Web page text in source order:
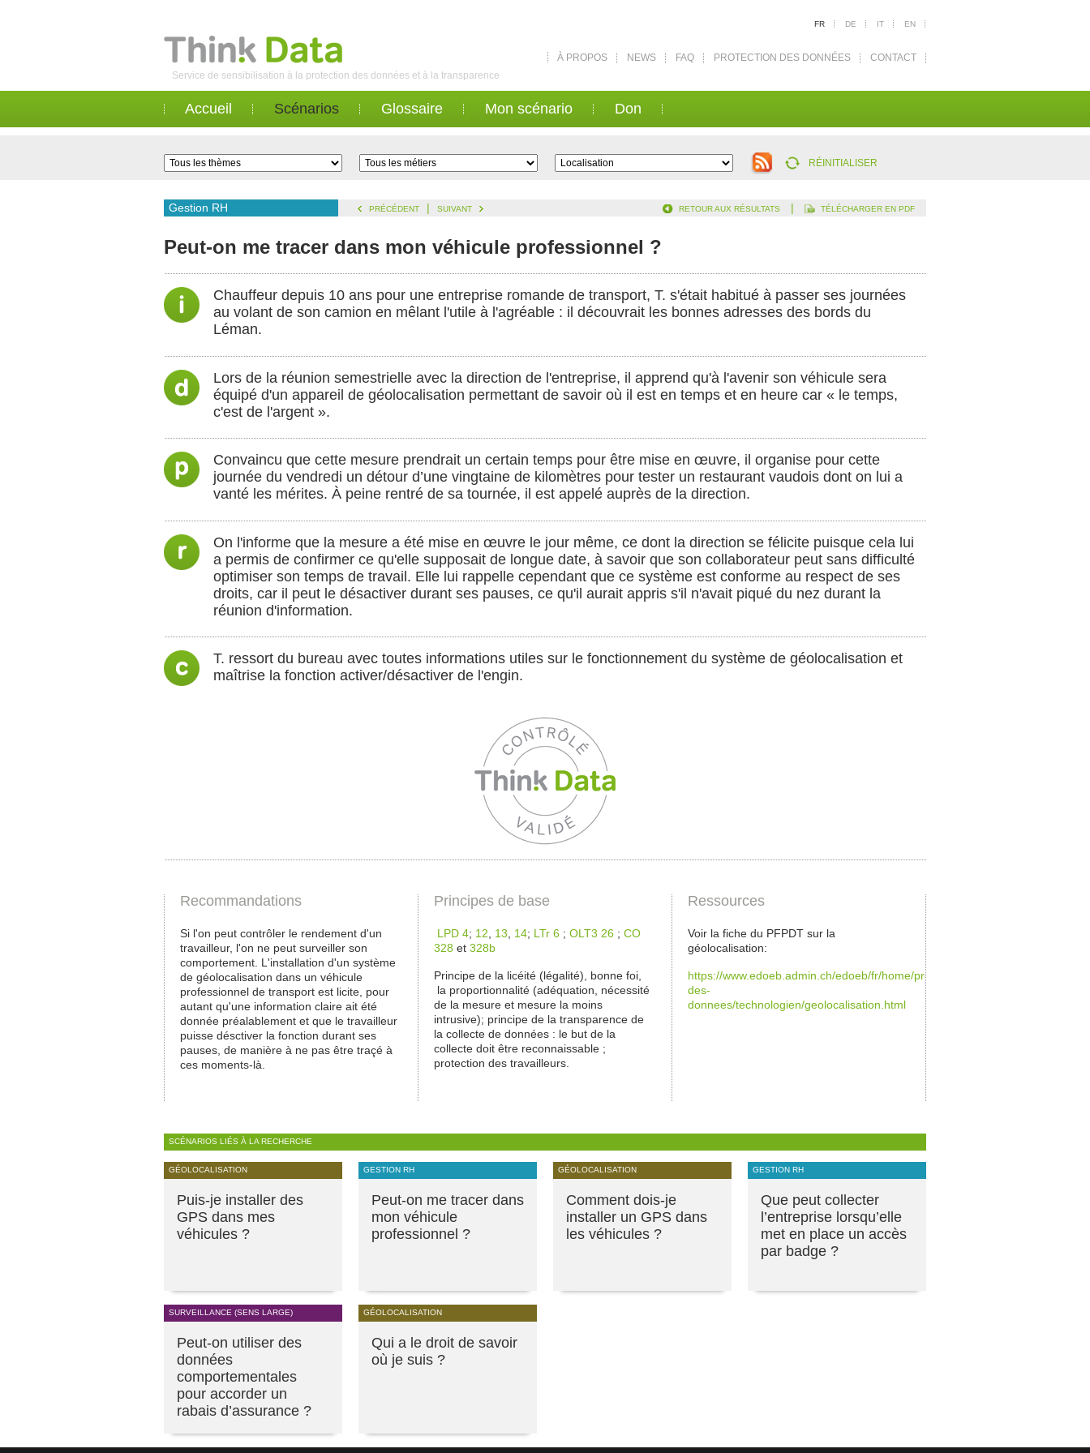
Service de sensibilisation à la protection des données et à la transparence
FR DE IT EN
À PROPOS NEWS FAQ PROTECTION DES DONNÉES CONTACT
Accueil Scénarios Glossaire Mon scénario Don
RÉINITIALISER
Gestion RH PRÉCÉDENT | SUIVANT RETOUR AUX RÉSULTATS | TÉLÉCHARGER EN PDF
Peut-on me tracer dans mon véhicule professionnel ?
Chauffeur depuis 10 ans pour une entreprise romande de transport, T. s'était habitué à passer ses journées
au volant de son camion en mêlant l'utile à l'agréable : il découvrait les bonnes adresses des bords du
Léman.
Lors de la réunion semestrielle avec la direction de l'entreprise, il apprend qu'à l'avenir son véhicule sera
équipé d'un appareil de géolocalisation permettant de savoir où il est en temps et en heure car « le temps,
c'est de l'argent ».
Convaincu que cette mesure prendrait un certain temps pour être mise en œuvre, il organise pour cette
journée du vendredi un détour d’une vingtaine de kilomètres pour tester un restaurant vaudois dont on lui a
vanté les mérites. À peine rentré de sa tournée, il est appelé auprès de la direction.
On l'informe que la mesure a été mise en œuvre le jour même, ce dont la direction se félicite puisque cela lui
a permis de confirmer ce qu'elle supposait de longue date, à savoir que son collaborateur peut sans difficulté
optimiser son temps de travail. Elle lui rappelle cependant que ce système est conforme au respect de ses
droits, car il peut le désactiver durant ses pauses, ce qu'il aurait appris s'il n'avait piqué du nez durant la
réunion d'information.
T. ressort du bureau avec toutes informations utiles sur le fonctionnement du système de géolocalisation et
maîtrise la fonction activer/désactiver de l'engin.
Recommandations
Si l'on peut contrôler le rendement d'un
travailleur, l'on ne peut surveiller son
comportement. L'installation d'un système
de géolocalisation dans un véhicule
professionnel de transport est licite, pour
autant qu'une information claire ait été
donnée préalablement et que le travailleur
puisse désctiver la fonction durant ses
pauses, de manière à ne pas être traçé à
ces moments-là.
Principes de base
LPD 4; 12 13 14; LTr 6 ; OLT3 26 ; CO
328 et 328b
Principe de la licéité (légalité), bonne foi,
la proportionnalité (adéquation, nécessité
de la mesure et mesure la moins
intrusive); principe de la transparence de
la collecte de données : le but de la
collecte doit être reconnaissable ;
protection des travailleurs.
Ressources
Voir la fiche du PFPDT sur la
géolocalisation:
https://www.edoeb.admin.ch/edoeb/fr/home/protection-
des-
donnees/technologien/geolocalisation.html
SCÉNARIOS LIÉS À LA RECHERCHE
GÉOLOCALISATION
Puis-je installer des
GPS dans mes
véhicules ?
GESTION RH
Peut-on me tracer dans
mon véhicule
professionnel ?
GÉOLOCALISATION
Comment dois-je
installer un GPS dans
les véhicules ?
GESTION RH
Que peut collecter
l’entreprise lorsqu’elle
met en place un accès
par badge ?
SURVEILLANCE (SENS LARGE)
Peut-on utiliser des
données
comportementales
pour accorder un
rabais d’assurance ?
GÉOLOCALISATION
Qui a le droit de savoir
où je suis ?